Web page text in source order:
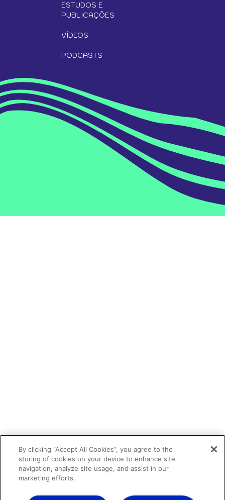
ESTUDOS E
PUBLICAÇÕES
VÍDEOS
PODCASTS
By clicking “Accept All Cookies”, you agree to the
storing of cookies on your device to enhance site
navigation, analyze site usage, and assist in our
marketing efforts.